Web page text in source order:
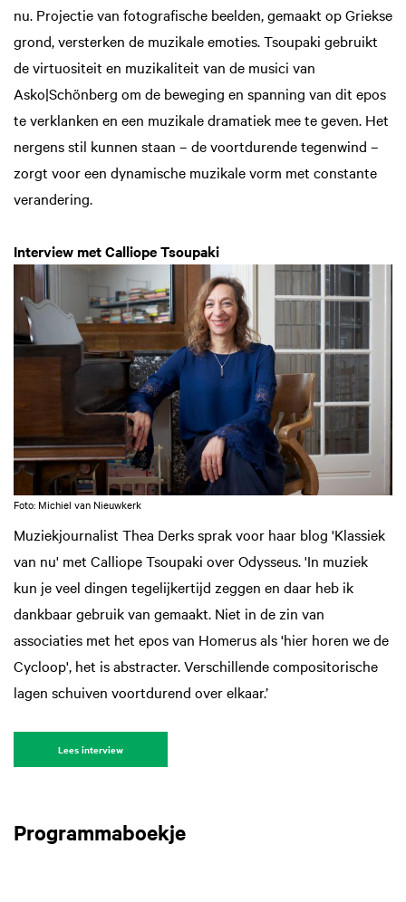
nu. Projectie van fotografische beelden, gemaakt op Griekse
grond, versterken de muzikale emoties. Tsoupaki gebruikt
de virtuositeit en muzikaliteit van de musici van
Asko|Schönberg om de beweging en spanning van dit epos
te verklanken en een muzikale dramatiek mee te geven. Het
nergens stil kunnen staan – de voortdurende tegenwind –
zorgt voor een dynamische muzikale vorm met constante
verandering.
Interview met Calliope Tsoupaki
Foto: Michiel van Nieuwkerk
Muziekjournalist Thea Derks sprak voor haar blog 'Klassiek
van nu' met Calliope Tsoupaki over Odysseus. 'In muziek
kun je veel dingen tegelijkertijd zeggen en daar heb ik
dankbaar gebruik van gemaakt. Niet in de zin van
associaties met het epos van Homerus als 'hier horen we de
Cycloop', het is abstracter. Verschillende compositorische
lagen schuiven voortdurend over elkaar.’
Lees interview
Programmaboekje